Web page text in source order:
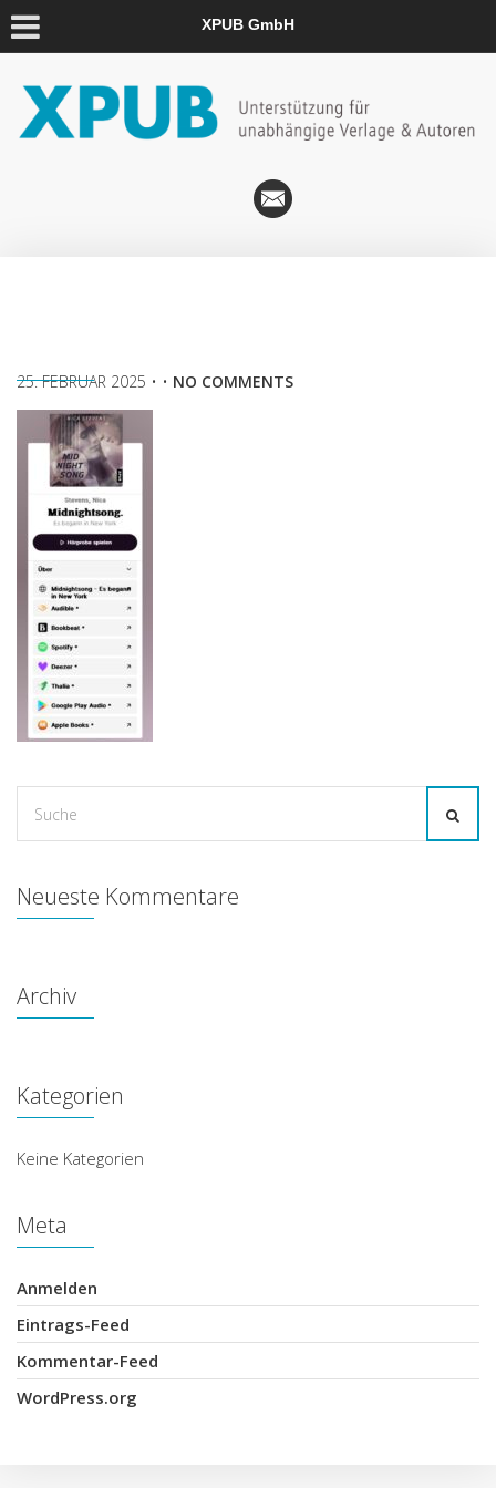
XPUB GmbH
25. FEBRUAR 2025 • • NO COMMENTS
for:
Neueste Kommentare
Archiv
Kategorien
Keine Kategorien
Meta
Anmelden
Eintrags-Feed
Kommentar-Feed
WordPress.org